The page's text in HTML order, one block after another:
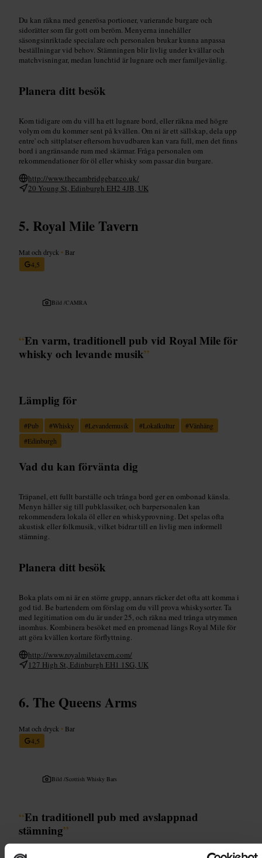
Du kan räkna med generösa portioner, varierande burgare och
sidorätter som får gott om beröm. Menyerna innehåller
säsongsinriktade specialare och personalen brukar kunna anpassa
beställningar vid behov. Stämningen blir livlig under kvällar och
matchvisningar, medan lunchtid är lugnare och mer familjevänlig.
Planera ditt besök
Kom tidigare om du vill ha ett lugnare bord, eller räkna med högre
volym om du kommer sent på kvällen. Om ni är ett sällskap, dela upp
entre' och sittplatser eftersom huvudbaren kan vara full, men det finns
bord i angränsande rum med skärmar. Fråga personalen om
rekommendationer för öl eller whisky som passar din burgare.
http://www.thecambridgebar.co.uk/
20 Young St, Edinburgh EH2 4JB, UK
Royal Mile Tavern
Mat och dryck • Bar
4,5
Bild /CAMRA
“En varm, traditionell pub vid Royal Mile för
whisky och levande musik”
Lämplig för
#Pub #Whisky #Levandemusik #Lokalkultur #Vänhäng
#Edinburgh
Vad du kan förvänta dig
Träpanel, ett fullt barställe och trånga bord ger en ombonad känsla.
Menyn håller sig till pubklassiker, och barpersonalen kan
rekommendera lokala öl eller en whiskyprovning. Det spelas ofta
akustisk eller folkmusik, vilket bidrar till en livlig men informell
stämning.
Planera ditt besök
Boka plats om ni är en större grupp, annars räcker det ofta att komma i
god tid. Be bartendern om förslag om du vill prova whiskysorter. Ta
med legitimation om du är under 25, och räkna med trånga utrymmen
inomhus. Kombinera besöket med en promenad längs Royal Mile för
att göra kvällen kortare förflyttning.
http://www.royalmiletavern.com/
127 High St, Edinburgh EH1 1SG, UK
The Queens Arms
Mat och dryck • Bar
4,5
Bild /Scottish Whisky Bars
“En traditionell pub med avslappnad
stämning”